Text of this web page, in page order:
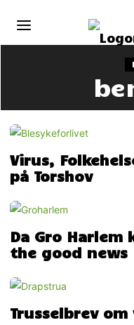
Virus,
på Torshov
Da Gro Harlem
the good news
Trusselbrev